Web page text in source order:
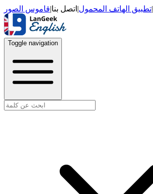
|تطبيق الهاتف المحمول| اتصل بنا|قاموس الصور
Toggle navigation